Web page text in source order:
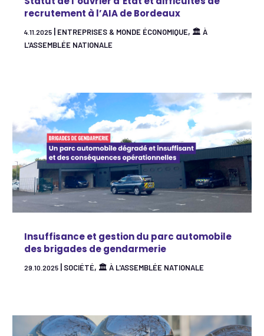
recrutement à l’AIA de Bordeaux
4.11.2025 ENTREPRISES & MONDE ÉCONOMIQUE, 🏛 À
L'ASSEMBLÉE NATIONALE
Insuffisance et gestion du parc automobile
des brigades de gendarmerie
29.10.2025 SOCIÉTÉ, 🏛 À L'ASSEMBLÉE NATIONALE